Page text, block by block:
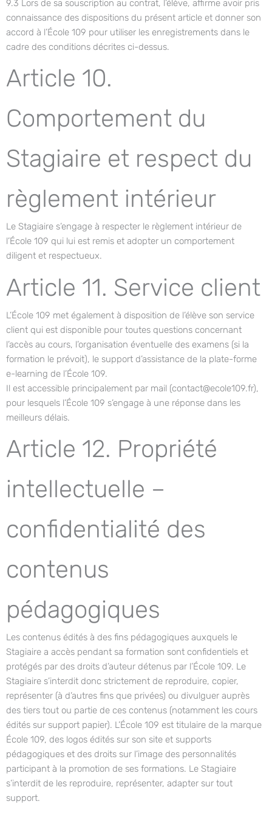
9.3 Lors de sa souscription au contrat, l’élève, affirme avoir pris
connaissance des dispositions du présent article et donner son
accord à l’École 109 pour utiliser les enregistrements dans le
cadre des conditions décrites ci-dessus.
Article 10.
Comportement du
Stagiaire et respect du
règlement intérieur
Le Stagiaire s’engage à respecter le règlement intérieur de
l’École 109 qui lui est remis et adopter un comportement
diligent et respectueux.
Article 11. Service client
L’École 109 met également à disposition de l’élève son service
client qui est disponible pour toutes questions concernant
l’accès au cours, l’organisation éventuelle des examens (si la
formation le prévoit), le support d’assistance de la plate-forme
e-learning de l’École 109.
Il est accessible principalement par mail (contact@ecole109.fr),
pour lesquels l’École 109 s’engage à une réponse dans les
meilleurs délais.
Article 12. Propriété
intellectuelle –
confidentialité des
contenus
pédagogiques
Les contenus édités à des fins pédagogiques auxquels le
Stagiaire a accès pendant sa formation sont confidentiels et
protégés par des droits d’auteur détenus par l’École 109. Le
Stagiaire s’interdit donc strictement de reproduire, copier,
représenter (à d’autres fins que privées) ou divulguer auprès
des tiers tout ou partie de ces contenus (notamment les cours
édités sur support papier). L’École 109 est titulaire de la marque
École 109, des logos édités sur son site et supports
pédagogiques et des droits sur l’image des personnalités
participant à la promotion de ses formations. Le Stagiaire
s’interdit de les reproduire, représenter, adapter sur tout
support.